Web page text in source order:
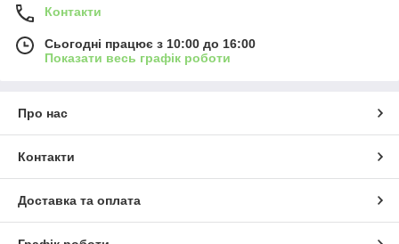
Контакти
Сьогодні працює з 10:00 до 16:00
Показати весь графік роботи
Про нас
Контакти
Доставка та оплата